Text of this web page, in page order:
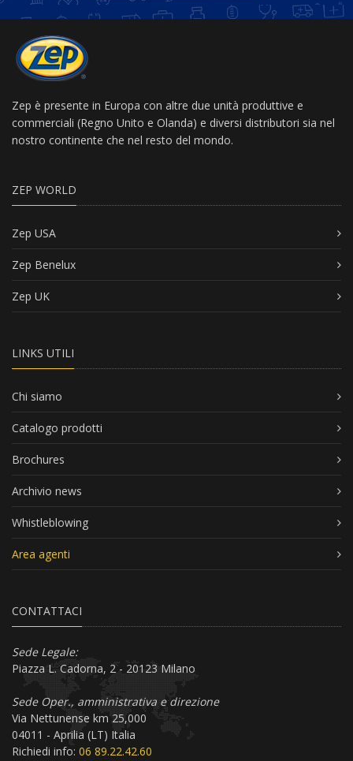
Zep è presente in Europa con altre due unità produttive e
commerciali (Regno Unito e Olanda) e diversi distributori sia nel
nostro continente che nel resto del mondo.
ZEP WORLD
Zep USA
Zep Benelux
Zep UK
LINKS UTILI
Chi siamo
Catalogo prodotti
Brochures
Archivio news
Whistleblowing
Area agenti
CONTATTACI
Sede Legale:
Piazza L. Cadorna, 2 - 20123 Milano
Sede Oper., amministrativa e direzione
Via Nettunense km 25,000
04011 - Aprilia (LT) Italia
Richiedi info: 06 89.22.42.60